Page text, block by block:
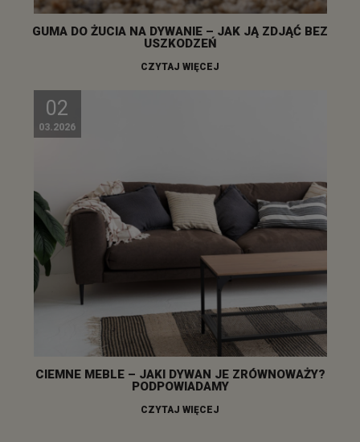
GUMA DO ŻUCIA NA DYWANIE – JAK JĄ ZDJĄĆ BEZ
USZKODZEŃ
CZYTAJ WIĘCEJ
02
03.2026
CIEMNE MEBLE – JAKI DYWAN JE ZRÓWNOWAŻY?
PODPOWIADAMY
CZYTAJ WIĘCEJ